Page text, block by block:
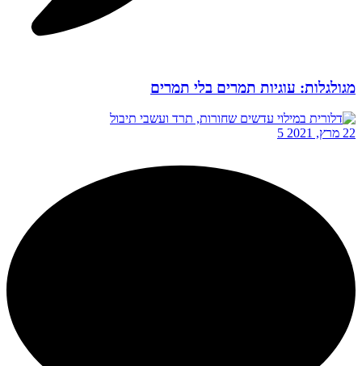
מגולגלות: עוגיות תמרים בלי תמרים
22 מרץ, 2021 5